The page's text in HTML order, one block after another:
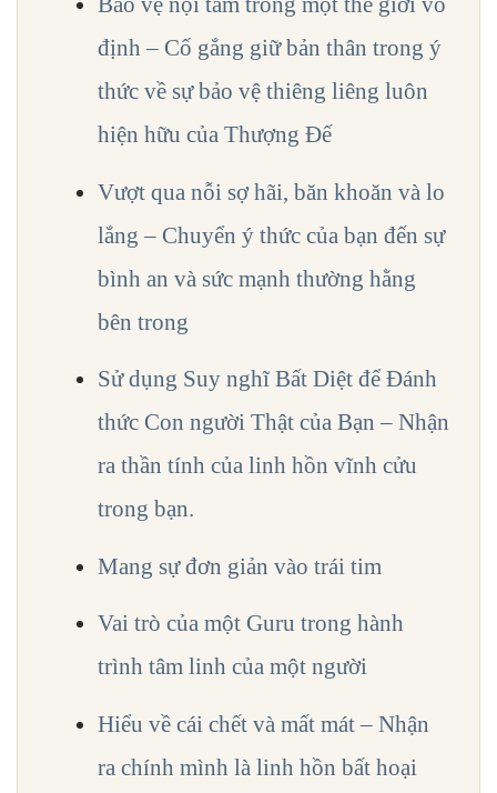
định – Cố gắng giữ bản thân trong ý
thức về sự bảo vệ thiêng liêng luôn
hiện hữu của Thượng Đế
Vượt qua nỗi sợ hãi, băn khoăn và lo
lắng – Chuyển ý thức của bạn đến sự
bình an và sức mạnh thường hằng
bên trong
Sử dụng Suy nghĩ Bất Diệt để Đánh
thức Con người Thật của Bạn – Nhận
ra thần tính của linh hồn vĩnh cửu
trong bạn.
Mang sự đơn giản vào trái tim
Vai trò của một Guru trong hành
trình tâm linh của một người
Hiểu về cái chết và mất mát – Nhận
ra chính mình là linh hồn bất hoại